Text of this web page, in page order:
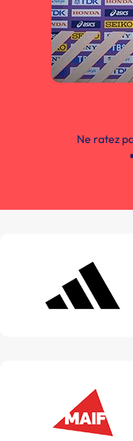
Ne ratez